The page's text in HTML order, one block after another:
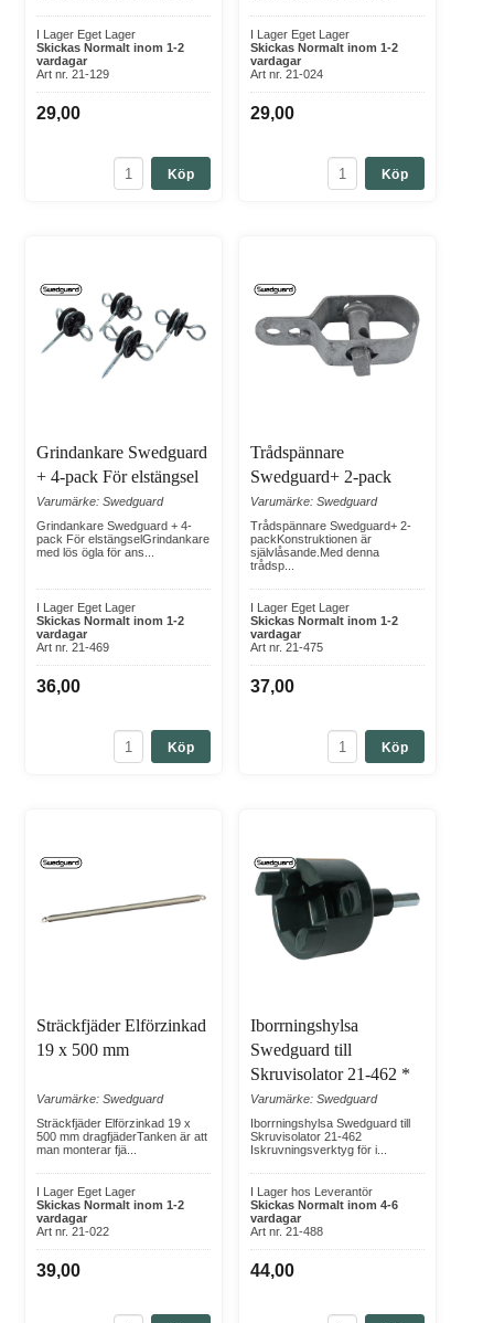
I Lager Eget Lager
Skickas Normalt inom 1-2
vardagar
Art nr. 21-129
29,00
Köp
I Lager Eget Lager
Skickas Normalt inom 1-2
vardagar
Art nr. 21-024
29,00
Köp
Grindankare Swedguard
+ 4-pack För elstängsel
Varumärke: Swedguard
Grindankare Swedguard + 4-
pack För elstängselGrindankare
med lös ögla för ans...
I Lager Eget Lager
Skickas Normalt inom 1-2
vardagar
Art nr. 21-469
36,00
Köp
Trådspännare
Swedguard+ 2-pack
Varumärke: Swedguard
Trådspännare Swedguard+ 2-
packKonstruktionen är
självlåsande.Med denna
trådsp...
I Lager Eget Lager
Skickas Normalt inom 1-2
vardagar
Art nr. 21-475
37,00
Köp
Sträckfjäder Elförzinkad
19 x 500 mm
Varumärke: Swedguard
Sträckfjäder Elförzinkad 19 x
500 mm dragfjäderTanken är att
man monterar fjä...
I Lager Eget Lager
Skickas Normalt inom 1-2
vardagar
Art nr. 21-022
39,00
Iborrningshylsa
Swedguard till
Skruvisolator 21-462 *
Varumärke: Swedguard
Iborrningshylsa Swedguard till
Skruvisolator 21-462
Iskruvningsverktyg för i...
I Lager hos Leverantör
Skickas Normalt inom 4-6
vardagar
Art nr. 21-488
44,00